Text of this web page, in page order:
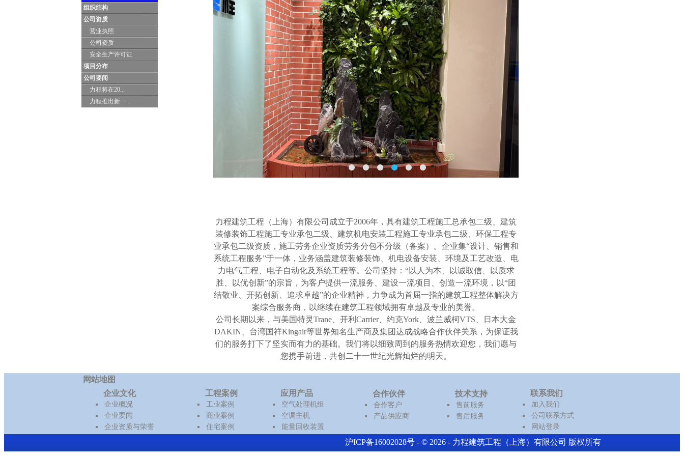
组织结构
公司资质
营业执照
公司资质
安全生产许可证
项目分布
公司要闻
力程将在20...
力程推出新一...
力程建筑工程（上海）有限公司成立于2006年，具有建筑工程施工总承包二级、建筑
装修装饰工程施工专业承包二级、建筑机电安装工程施工专业承包二级、环保工程专
业承包二级资质，施工劳务企业资质劳务分包不分级（备案）。企业集“设计、销售和
系统工程服务”于一体，业务涵盖建筑装修装饰、机电设备安装、环境及工艺改造、电
力电气工程、电子自动化及系统工程等。公司坚持：“以人为本、以诚取信、以质求
胜、以优创新”的宗旨，为客户提供一流服务、建设一流项目、创造一流环境，以“团
结敬业、开拓创新、追求卓越”的企业精神，力争成为首屈一指的建筑工程整体解决方
案综合服务商，以继续在建筑工程领域拥有卓越及专业的美誉。
公司长期以来，与美国特灵Trane、开利Carrier、约克York、波兰威柯VTS、日本大金
DAKIN、台湾国祥Kingair等世界知名生产商及集团达成战略合作伙伴关系，为保证我
们的服务打下了坚实而有力的基础。我们将以细致周到的服务热情欢迎您，我们愿与
您携手前进，共创二十一世纪光辉灿烂的明天。
网站地图
企业文化
企业概况
企业要闻
企业资质与荣誉
工程案例
工业案例
商业案例
住宅案例
应用产品
空气处理机组
空调主机
能量回收装置
合作伙伴
合作客户
产品供应商
技术支持
售前服务
售后服务
联系我们
加入我们
公司联系方式
网站登录
沪ICP备16002028号 - © 2026 - 力程建筑工程（上海）有限公司 版权所有